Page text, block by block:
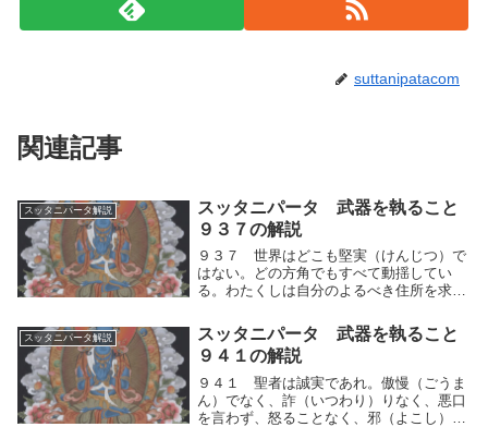
suttanipatacom
関連記事
スッタニパータ解説
スッタニパータ 武器を執ること
９３７の解説
９３７ 世界はどこも堅実（けんじつ）で
はない。どの方角でもすべて動揺してい
る。わたくしは自分のよるべき住所を求め
どに）とりつかれていないところを見つけ
なかった。世界はどこも堅実（けんじつ）
＝中道ではない...
スッタニパータ解説
スッタニパータ 武器を執ること
９４１の解説
９４１ 聖者は誠実であれ。傲慢（ごうま
ん）でなく、詐（いつわり）りなく、悪口
を言わず、怒ることなく、邪（よこし）ま